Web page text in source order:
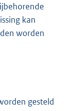
kan
worden
gesteld